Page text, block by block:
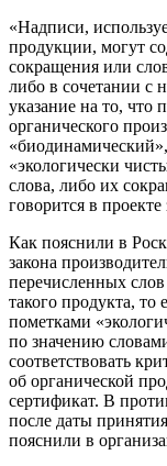
«Надписи,
продукции, могут
сокращения или
либо в сочетании с
указание на то, что
органического
«экологически
слова, либо их
говорится в проекте
Как пояснили в
закона
перечисленных
такого продукта,
пометками
по значению
соответствовать
об органической
сертификат. В
после даты
пояснили в